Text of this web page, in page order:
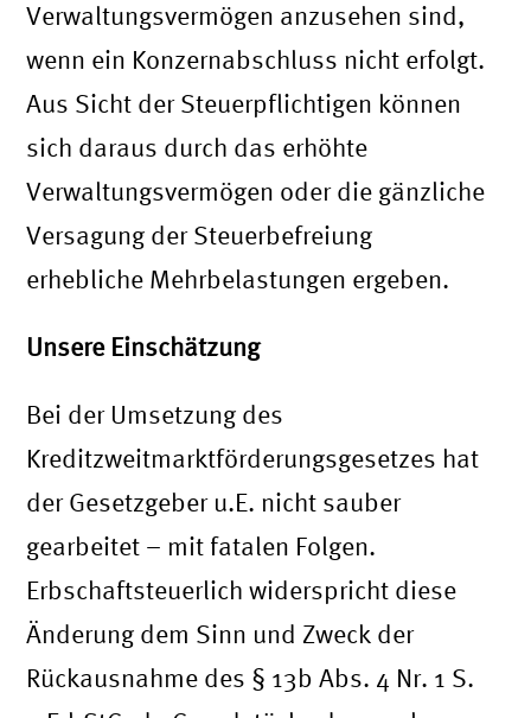
Verwaltungsvermögen anzusehen sind,
wenn ein Konzernabschluss nicht erfolgt.
Aus Sicht der Steuerpflichtigen können
sich daraus durch das erhöhte
Verwaltungsvermögen oder die gänzliche
Versagung der Steuerbefreiung
erhebliche Mehrbelastungen ergeben.
Unsere Einschätzung
Bei der Umsetzung des
Kreditzweitmarktförderungsgesetzes hat
der Gesetzgeber u.E. nicht sauber
gearbeitet – mit fatalen Folgen.
Erbschaftsteuerlich widerspricht diese
Änderung dem Sinn und Zweck der
Rückausnahme des § 13b Abs. 4 Nr. 1 S.